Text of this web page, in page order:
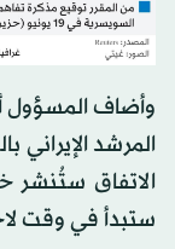
وأضاف المسؤول
المرشد الإيراني
الاتفاق ستُنشر
ستبدأ في وقت